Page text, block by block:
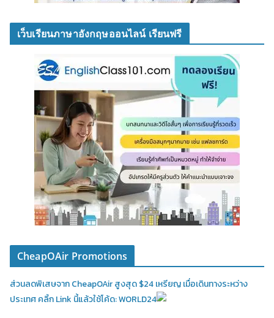
เว็บเรียนภาษาอังกฤษออนไลน์ เรียนฟรี
CheapOAir Promotions
ส่วนลดพิเสษจาก CheapOAir สูงสุด $24 เหรียญ เมื่อเดินทางระหว่าง
ประเทศ คลิ้ก Link นี้แล้วใช้โค้ด: WORLD24